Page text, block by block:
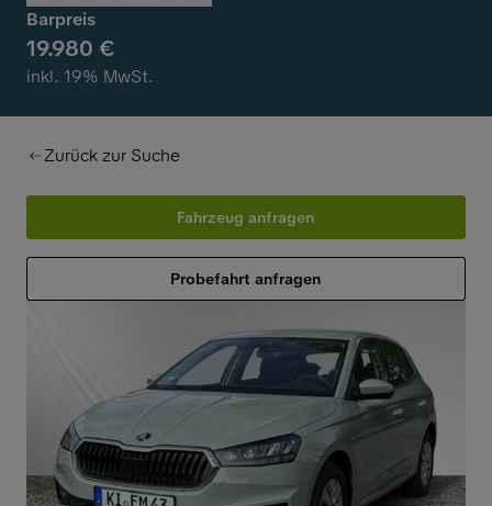
Barpreis
19.980 €
inkl. 19% MwSt.
Zurück zur Suche
Fahrzeug anfragen
Probefahrt anfragen